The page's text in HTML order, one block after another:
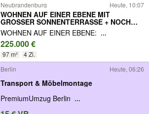
Neubrandenburg Heute, 10:07
WOHNEN AUF EINER EBENE MIT
GROSSER SONNENTERRASSE + NOCH
VIEL PLATZ IM UNTERGESCHOSS
WOHNEN AUF EINER EBENE: ...
225.000 €
97 m² 4 Zi.
Berlin Heute, 06:26
Transport & Möbelmontage
PremiumUmzug Berlin ...